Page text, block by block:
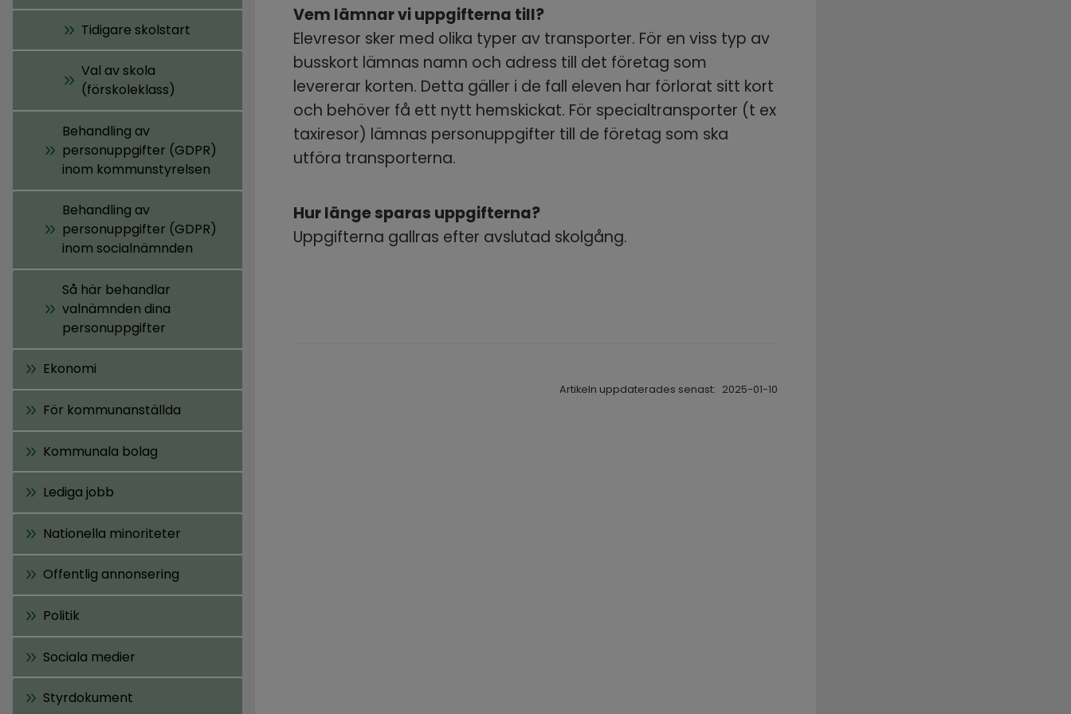
Tidigare skolstart
Val av skola
(förskoleklass)
Behandling av
personuppgifter (GDPR)
inom kommunstyrelsen
Behandling av
personuppgifter (GDPR)
inom socialnämnden
Så här behandlar
valnämnden dina
personuppgifter
Ekonomi
För kommunanställda
Kommunala bolag
Lediga jobb
Nationella minoriteter
Offentlig annonsering
Politik
Sociala medier
Styrdokument
Vem lämnar vi uppgifterna till?
Elevresor sker med olika typer av transporter. För en viss typ av
busskort lämnas namn och adress till det företag som
levererar korten. Detta gäller i de fall eleven har förlorat sitt kort
och behöver få ett nytt hemskickat. För specialtransporter (t ex
taxiresor) lämnas personuppgifter till de företag som ska
utföra transporterna.
Hur länge sparas uppgifterna?
Uppgifterna gallras efter avslutad skolgång.
Artikeln uppdaterades senast: 2025-01-10